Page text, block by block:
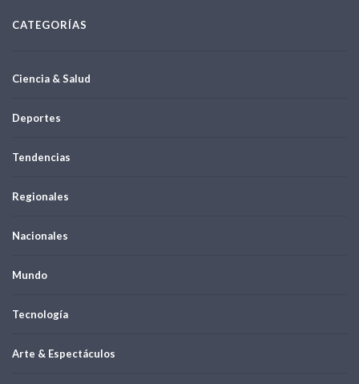
CATEGORÍAS
Ciencia & Salud
Deportes
Tendencias
Regionales
Nacionales
Mundo
Tecnología
Arte & Espectáculos